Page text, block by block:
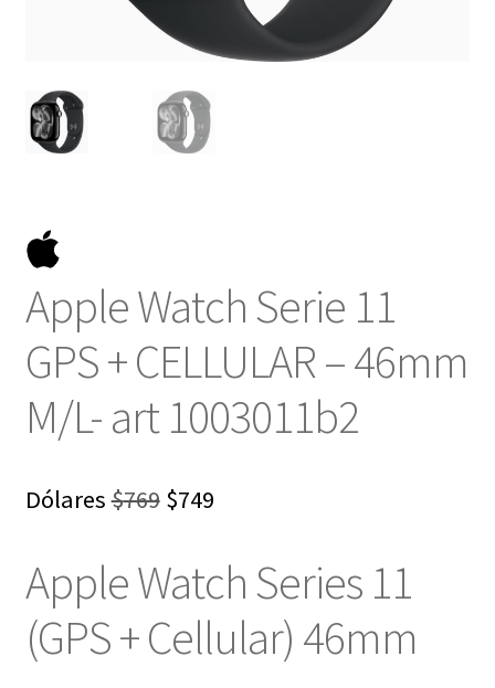
Apple Watch Serie 11
GPS + CELLULAR – 46mm
M/L- art 1003011b2
Dólares$769 El
original
era:
$769.
$749El
actual
$749.
Apple Watch Series 11
(GPS + Cellular) 46mm